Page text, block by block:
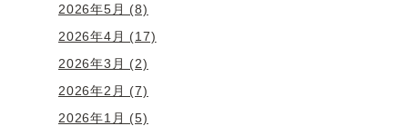
2026年5月 (8)
2026年4月 (17)
2026年3月 (2)
2026年2月 (7)
2026年1月 (5)